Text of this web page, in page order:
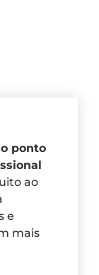
ponto
ao
e
mais